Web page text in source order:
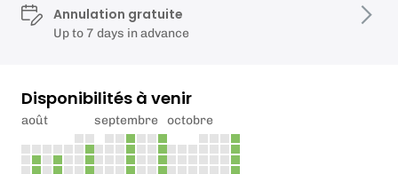
Annulation gratuite
Up to 7 days in advance
Disponibilités à venir
août septembre octobre